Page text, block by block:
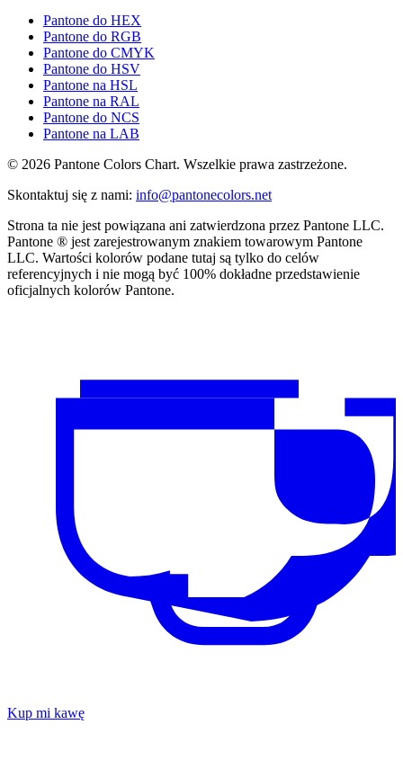
Pantone do HEX
Pantone do RGB
Pantone do CMYK
Pantone do HSV
Pantone na HSL
Pantone na RAL
Pantone do NCS
Pantone na LAB
© 2026 Pantone Colors Chart. Wszelkie prawa zastrzeżone.
Skontaktuj się z nami: info@pantonecolors.net
Strona ta nie jest powiązana ani zatwierdzona przez Pantone LLC.
Pantone ® jest zarejestrowanym znakiem towarowym Pantone
LLC. Wartości kolorów podane tutaj są tylko do celów
referencyjnych i nie mogą być 100% dokładne przedstawienie
oficjalnych kolorów Pantone.
Kup mi kawę